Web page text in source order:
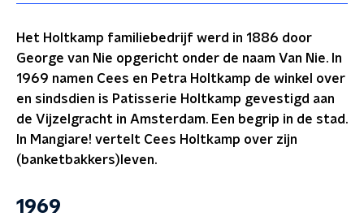
Het Holtkamp familiebedrijf werd in 1886 door
George van Nie opgericht onder de naam Van Nie. In
1969 namen Cees en Petra Holtkamp de winkel over
en sindsdien is Patisserie Holtkamp gevestigd aan
de Vijzelgracht in Amsterdam. Een begrip in de stad.
In Mangiare! vertelt Cees Holtkamp over zijn
(banketbakkers)leven.
1969